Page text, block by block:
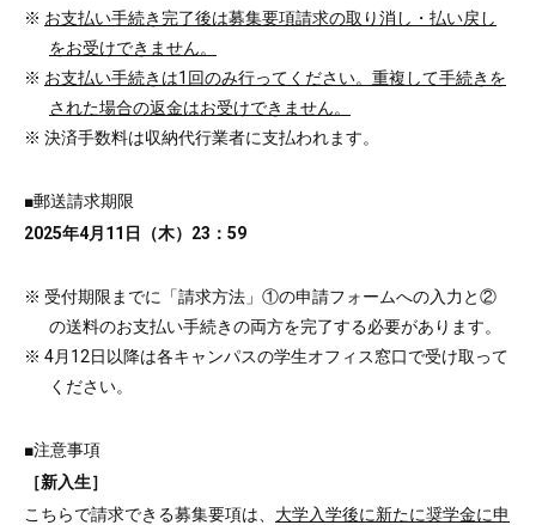
※ お支払い手続き完了後は募集要項請求の取り消し・払い戻し
をお受けできません。
※ お支払い手続きは1回のみ行ってください。重複して手続きを
された場合の返金はお受けできません。
※ 決済手数料は収納代行業者に支払われます。
■郵送請求期限
2025年4月11日（木）23：59
※ 受付期限までに「請求方法」①の申請フォームへの入力と②
の送料のお支払い手続きの両方を完了する必要があります。
※ 4月12日以降は各キャンパスの学生オフィス窓口で受け取って
ください。
■注意事項
［新入生］
こちらで請求できる募集要項は、 大学入学後に新たに奨学金に申